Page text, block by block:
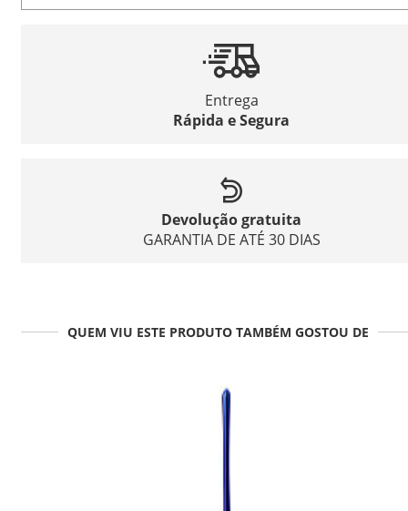
Entrega
Rápida e Segura
Devolução gratuita
GARANTIA DE ATÉ 30 DIAS
QUEM VIU ESTE PRODUTO TAMBÉM GOSTOU DE